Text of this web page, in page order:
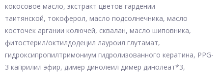
кокосовое масло, экстракт цветов гардении
таитянской, токоферол, масло подсолнечника, масло
косточек аргании колючей, сквалан, масло шиповника,
фитостерил/октилдодецил лауроил глутамат,
гидроксипропилтримониум гидролизованного кератина, PPG-
3 каприлил эфир, димер динолеил димер динолеат*3,